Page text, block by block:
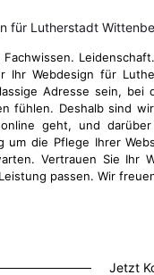
für Lutherstadt
Fachwissen.
Ihr Webdesign für
Adresse sein, bei
fühlen. Deshalb sind
geht, und
um die Pflege Ihrer
Vertrauen Sie Ihr
passen. Wir
Jetzt